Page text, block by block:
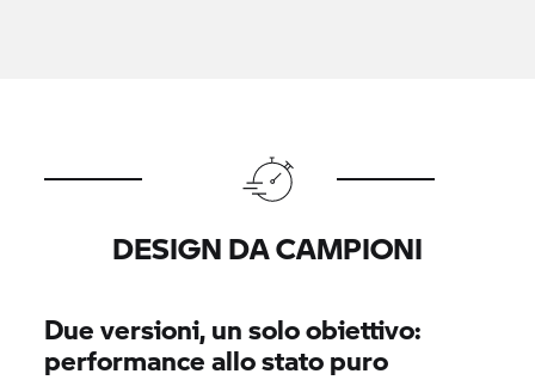
DESIGN DA CAMPIONI
Due versioni, un solo obiettivo:
performance allo stato puro